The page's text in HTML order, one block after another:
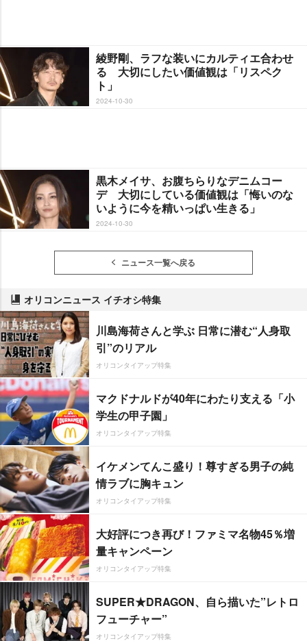
綾野剛、ラフな装いにカルティエ合わせ
る 大切にしたい価値観は「リスペク
ト」
2024-10-30
黒木メイサ、お腹ちらりなデニムコー
デ 大切にしている価値観は「悔いのな
いように今を精いっぱい生きる」
2024-10-30
ニュース一覧へ戻る
オリコンニュース イチオシ特集
川島海荷さんと学ぶ 日常に潜む“人身取
引”のリアル
オリコンタイアップ特集
マクドナルドが40年にわたり支える「小
学生の甲子園」
オリコンタイアップ特集
イケメンてんこ盛り！尊すぎる男子の純
情ラブに胸キュン
オリコンタイアップ特集
大好評につき再び！ファミマ名物45％増
量キャンペーン
オリコンタイアップ特集
SUPER★DRAGON、自ら描いた”レトロ
フューチャー”
オリコンタイアップ特集